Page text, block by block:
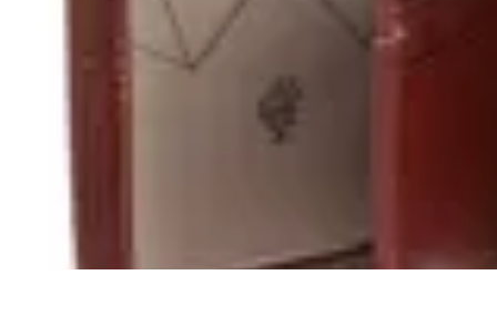
Billetera de Cuero Premium Terrano